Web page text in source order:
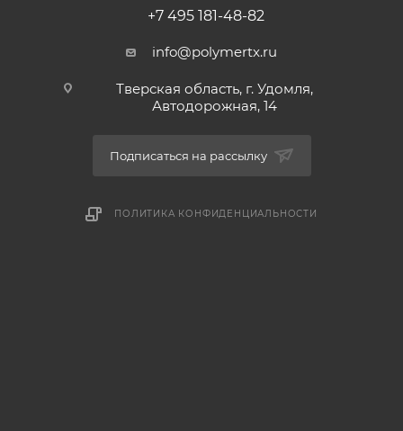
+7 495 181-48-82
info@polymertx.ru
Тверская область, г. Удомля,
Автодорожная, 14
Подписаться на рассылку
ПОЛИТИКА КОНФИДЕНЦИАЛЬНОСТИ